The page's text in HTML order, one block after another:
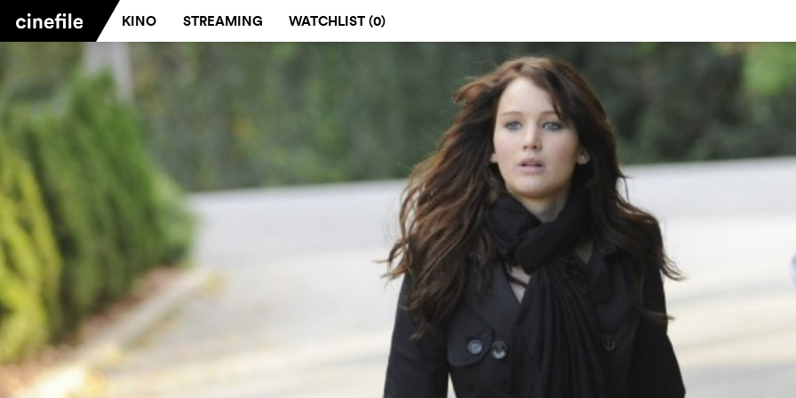
KINO STREAMING WATCHLIST (0)